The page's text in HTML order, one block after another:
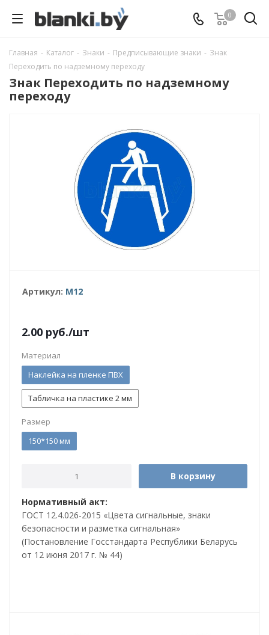
0
Главная - Каталог - Знаки - Предписывающие знаки - Знак
Переходить по надземному переходу
Знак Переходить по надземному
переходу
Артикул: M12
2.00 руб./шт
Материал
Наклейка на пленке ПВХ
Табличка на пластике 2 мм
Размер
150*150 мм
В корзину
Нормативный акт:
ГОСТ 12.4.026-2015 «Цвета сигнальные, знаки
безопасности и разметка сигнальная»
(Постановление Госстандарта Республики Беларусь
от 12 июня 2017 г. № 44)